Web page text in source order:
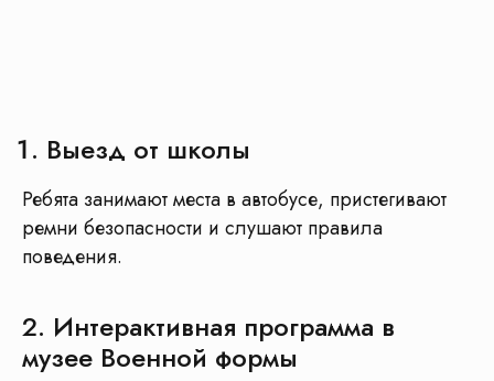
Выезд от школы
Ребята занимают места в автобусе, пристегивают
ремни безопасности и слушают правила
поведения.
2. Интерактивная программа в
музее Военной формы